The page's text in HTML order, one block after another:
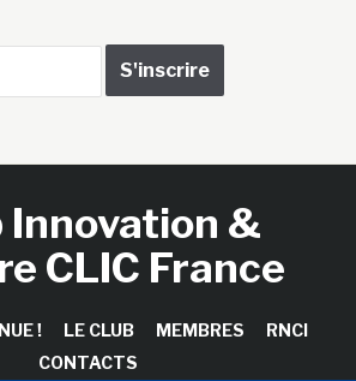
Innovation &
CLIC France
! LE CLUB MEMBRES
RNCI
CONTACTS